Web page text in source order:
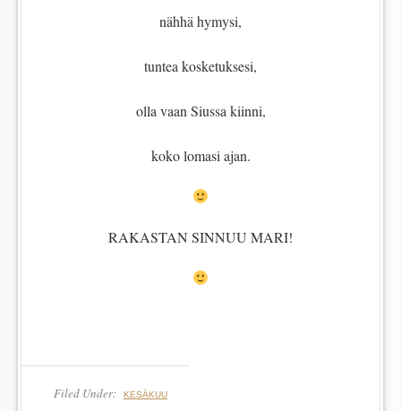
nähhä hymysi,
tuntea kosketuksesi,
olla vaan Siussa kiinni,
koko lomasi ajan.
RAKASTAN SINNUU MARI!
Filed Under: KESÄKUU